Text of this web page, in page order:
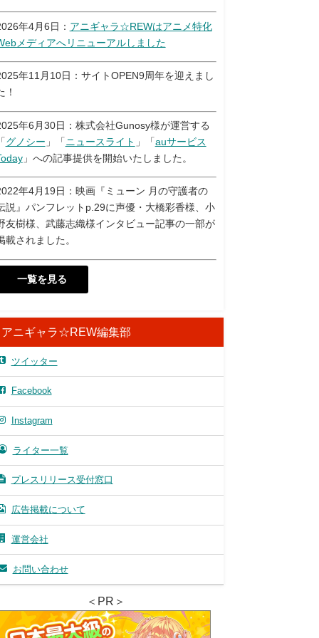
年4月6日： アニギャラ☆REWはアニメ特化
メディアへリニューアルしました
年11月10日：サイトOPEN9周年を迎えまし
！
年6月30日：株式会社Gunosy様が運営する
グノシー 」「 ニュースライト 」「auサービス
」への記事提供を開始いたしました。
年4月19日：映画『ミューン 月の守護者の
説』パンフレットp.29に声優・大橋彩香様、小
友樹様、武藤志織様インタビュー記事の一部が
載されました。
一覧を見る
アニギャラ☆REW編集部
ツイッター
Facebook
Instagram
ライター一覧
プレスリリース受付窓口
広告掲載について
運営会社
お問い合わせ
＜PR＞